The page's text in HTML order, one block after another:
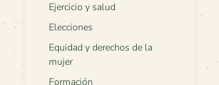
Ejercicio y salud
Elecciones
Equidad y derechos de la
mujer
Formación